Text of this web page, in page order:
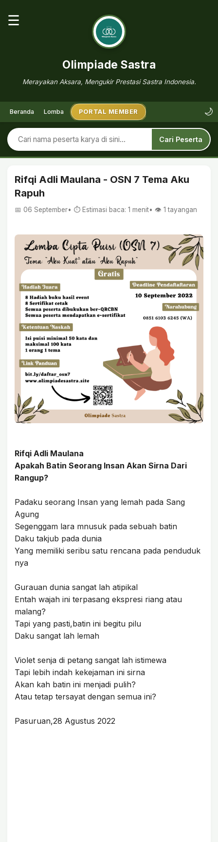
☰
Olimpiade Sastra
Merayakan Aksara, Mengukir Prestasi Sastra Indonesia.
Beranda Lomba PORTAL MEMBER 🌙
Cari Peserta
Rifqi Adli Maulana - OSN 7 Tema Aku
Rapuh
📅 06 September• ⏱ Estimasi baca: 1 menit• 👁️ 1 tayangan
Rifqi Adli Maulana
Apakah Batin Seorang Insan Akan Sirna Dari
Rangup?
Padaku seorang Insan yang lemah pada Sang
Agung
Segenggam lara mnusuk pada sebuah batin
Daku takjub pada dunia
Yang memiliki seribu satu rencana pada penduduk
nya
Gurauan dunia sangat lah atipikal
Entah wajah ini terpasang ekspresi riang atau
malang?
Tapi yang pasti,batin ini begitu pilu
Daku sangat lah lemah
Violet senja di petang sangat lah istimewa
Tapi lebih indah kekejaman ini sirna
Akan kah batin ini menjadi pulih?
Atau tetap tersayat dengan semua ini?
Pasuruan,28 Agustus 2022